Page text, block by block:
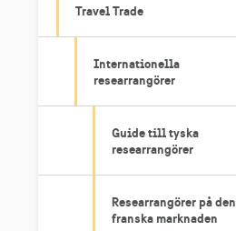
Travel Trade
Internationella
researrangörer
Guide till tyska
researrangörer
Researrangörer på den
franska marknaden